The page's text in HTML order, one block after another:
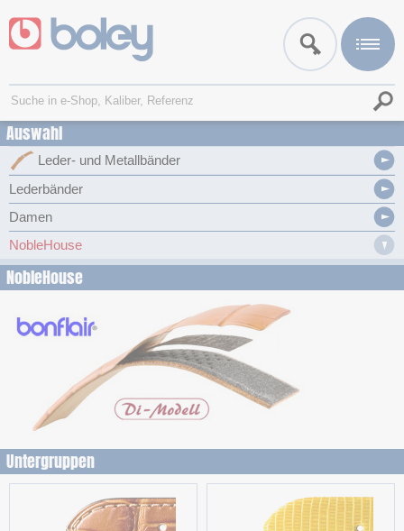
Auswahl
Leder- und Metallbänder
Lederbänder
Damen
NobleHouse
NobleHouse
Untergruppen